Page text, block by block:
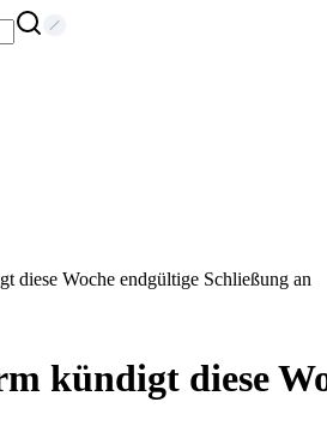
diese Woche endgültige Schließung an
kündigt diese